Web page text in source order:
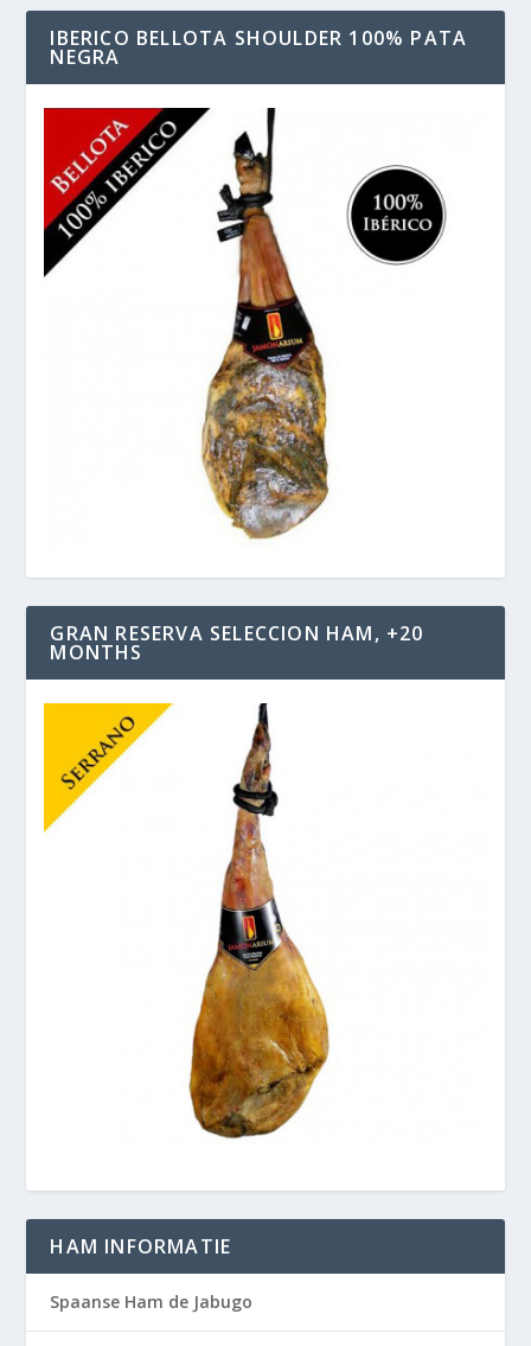
IBERICO BELLOTA SHOULDER 100% PATA
NEGRA
GRAN RESERVA SELECCION HAM, +20
MONTHS
HAM INFORMATIE
Spaanse Ham de Jabugo